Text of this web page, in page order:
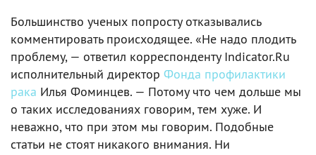
Большинство ученых попросту отказывались
комментировать происходящее. «Не надо плодить
проблему, — ответил корреспонденту Indicator.Ru
исполнительный директор Фонда профилактики
рака Илья Фоминцев. — Потому что чем дольше мы
о таких исследованиях говорим, тем хуже. И
неважно, что при этом мы говорим. Подобные
статьи не стоят никакого внимания. Ни